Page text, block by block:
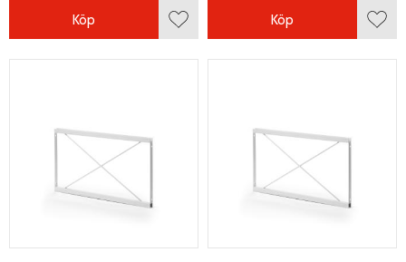
Lägg till i favoriter
Köp Köp